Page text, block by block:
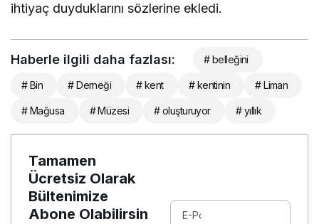
ihtiyaç duyduklarını sözlerine ekledi.
Haberle ilgili daha fazlası: # belleğini
# Bin # Derneği # kent # kentinin # Liman
# Mağusa # Müzesi # oluşturuyor # yıllık
Tamamen
Ücretsiz Olarak
Bültenimize
Abone Olabilirsin